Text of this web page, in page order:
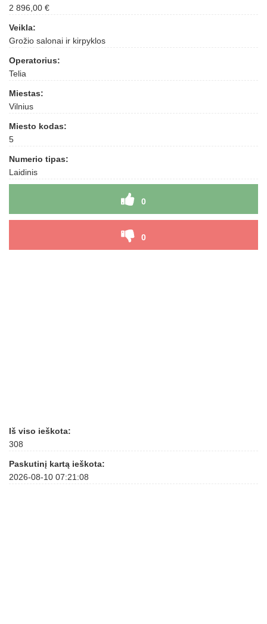
2 896,00 €
Veikla:
Grožio salonai ir kirpyklos
Operatorius:
Telia
Miestas:
Vilnius
Miesto kodas:
5
Numerio tipas:
Laidinis
0
0
Iš viso ieškota:
308
Paskutinį kartą ieškota:
2026-08-10 07:21:08